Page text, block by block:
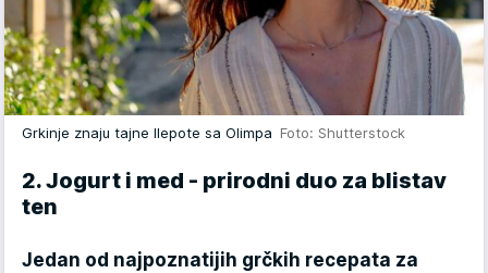
Grkinje znaju tajne llepote sa Olimpa Foto: Shutterstock
2. Jogurt i med - prirodni duo za blistav
ten
Jedan od najpoznatijih grčkih recepata za